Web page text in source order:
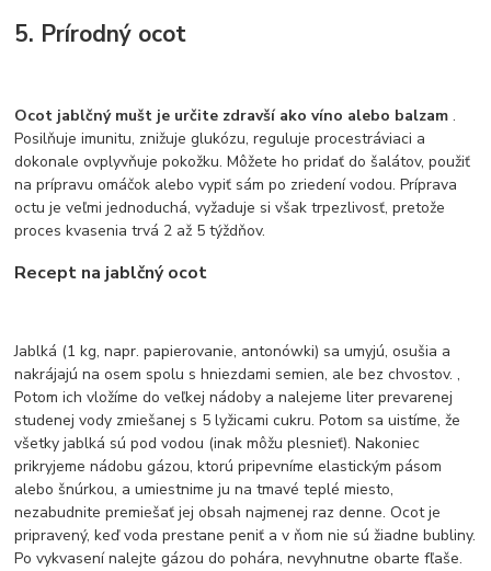
5. Prírodný ocot
Ocot jablčný mušt je určite zdravší ako víno alebo balzam.
Posilňuje imunitu, znižuje glukózu, reguluje procestráviaci a
dokonale ovplyvňuje pokožku. Môžete ho pridať do šalátov, použiť
na prípravu omáčok alebo vypiť sám po zriedení vodou. Príprava
octu je veľmi jednoduchá, vyžaduje si však trpezlivosť, pretože
proces kvasenia trvá 2 až 5 týždňov.
Recept na jablčný ocot
Jablká (1 kg, napr. papierovanie, antonówki) sa umyjú, osušia a
nakrájajú na osem spolu s hniezdami semien, ale bez chvostov. ,
Potom ich vložíme do veľkej nádoby a nalejeme liter prevarenej
studenej vody zmiešanej s 5 lyžicami cukru. Potom sa uistíme, že
všetky jablká sú pod vodou (inak môžu plesnieť). Nakoniec
prikryjeme nádobu gázou, ktorú pripevníme elastickým pásom
alebo šnúrkou, a umiestnime ju na tmavé teplé miesto,
nezabudnite premiešať jej obsah najmenej raz denne. Ocot je
pripravený, keď voda prestane peniť a v ňom nie sú žiadne bubliny.
Po vykvasení nalejte gázou do pohára, nevyhnutne obarte fľaše.